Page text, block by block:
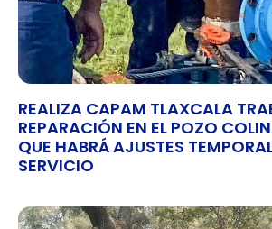
REALIZA CAPAM TLAXCALA
REPARACIÓN EN EL POZO
QUE HABRÁ AJUSTES
SERVICIO